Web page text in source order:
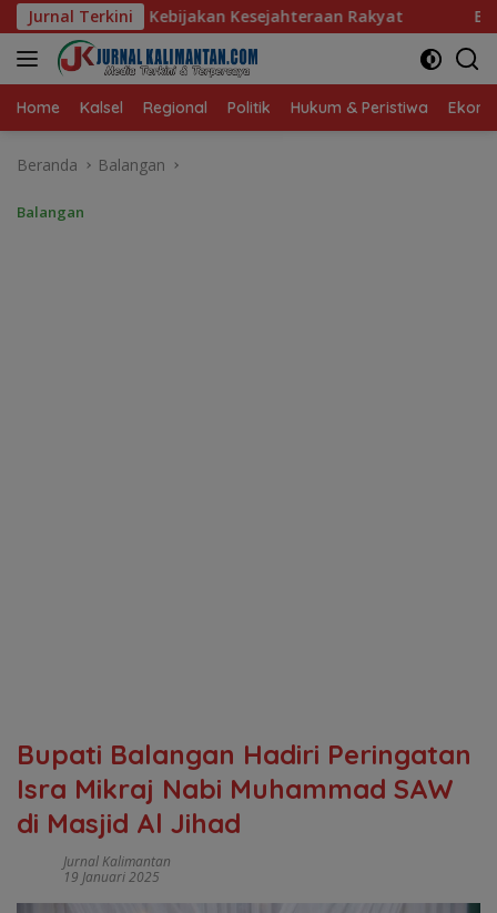
Langsung
ke
konten
Jurnal Terkini
Kesejahteraan Rakyat Baru 10 Persen, Aktivasi
Home Kalsel Regional Politik Hukum & Peristiwa
Beranda Balangan
Balangan
Bupati Balangan Hadiri Peringatan
Isra Mikraj Nabi Muhammad SAW
di Masjid Al Jihad
Jurnal Kalimantan
19 Januari 2025